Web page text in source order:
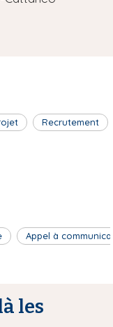
Recrutement
Appel à
les